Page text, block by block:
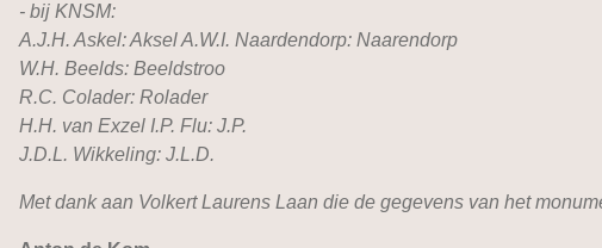
- bij KNSM:
A.J.H. Askel: Aksel A.W.I. Naardendorp: Naarendorp
W.H. Beelds: Beeldstroo
R.C. Colader: Rolader
H.H. van Exzel I.P. Flu: J.P.
J.D.L. Wikkeling: J.L.D.
Met dank aan Volkert Laurens Laan die de gegevens van het